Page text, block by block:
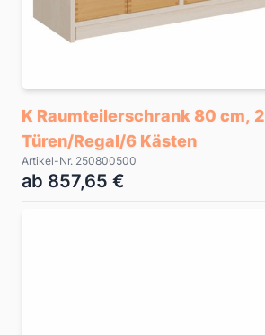
K Raumteilerschrank 80 cm, 2
Türen/Regal/6 Kästen
Artikel-Nr. 250800500
ab 857,65 €